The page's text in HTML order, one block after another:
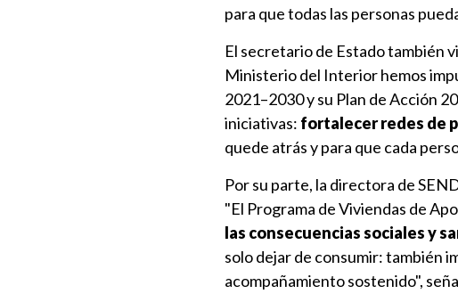
para que todas las personas
El secretario de Estado también
Ministerio del Interior hemos
2021–2030 y su Plan de Acción
iniciativas: fortalecer redes de
quede atrás y para que cada
Por su parte, la directora de
"El Programa de Viviendas de
las consecuencias sociales y
solo dejar de consumir: también
acompañamiento sostenido",